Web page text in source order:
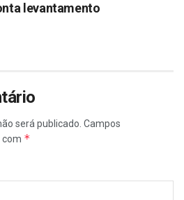
levantamento
será publicado. Campos
com *